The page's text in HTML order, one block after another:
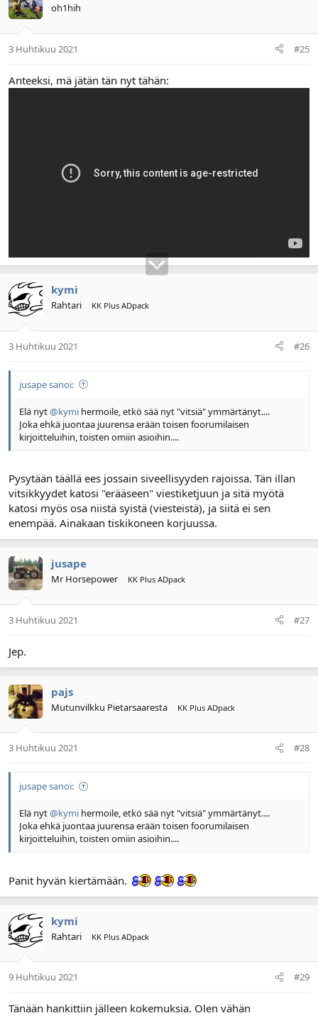
oh1hih
3 Huhtikuu 2021 #25
Anteeksi, mä jätän tän nyt tähän:
kymi
Rahtari KK Plus ADpack
3 Huhtikuu 2021 #26
jusape sanoi:
Elä nyt@kymi hermoile, etkö sää nyt "vitsiä" ymmärtänyt....
Joka ehkä juontaa juurensa erään toisen foorumilaisen
kirjoitteluihin, toisten omiin asioihin....
Pysytään täällä ees jossain siveellisyyden rajoissa. Tän illan
vitsikkyydet katosi "erääseen" viestiketjuun ja sitä myötä
katosi myös osa niistä syistä (viesteistä), ja siitä ei sen
enempää. Ainakaan tiskikoneen korjuussa.
jusape
Mr Horsepower KK Plus ADpack
3 Huhtikuu 2021 #27
Jep.
pajs
Mutunvilkku Pietarsaaresta KK Plus ADpack
3 Huhtikuu 2021 #28
jusape sanoi:
Elä nyt@kymi hermoile, etkö sää nyt "vitsiä" ymmärtänyt....
Joka ehkä juontaa juurensa erään toisen foorumilaisen
kirjoitteluihin, toisten omiin asioihin....
Panit hyvän kiertämään.
kymi
Rahtari KK Plus ADpack
9 Huhtikuu 2021 #29
Tänään hankittiin jälleen kokemuksia. Olen vähän